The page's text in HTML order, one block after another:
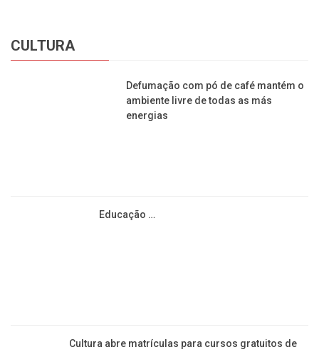
CULTURA
Defumação com pó de café mantém o
ambiente livre de todas as más
energias
Educação …
​Cultura abre matrículas para cursos gratuitos de